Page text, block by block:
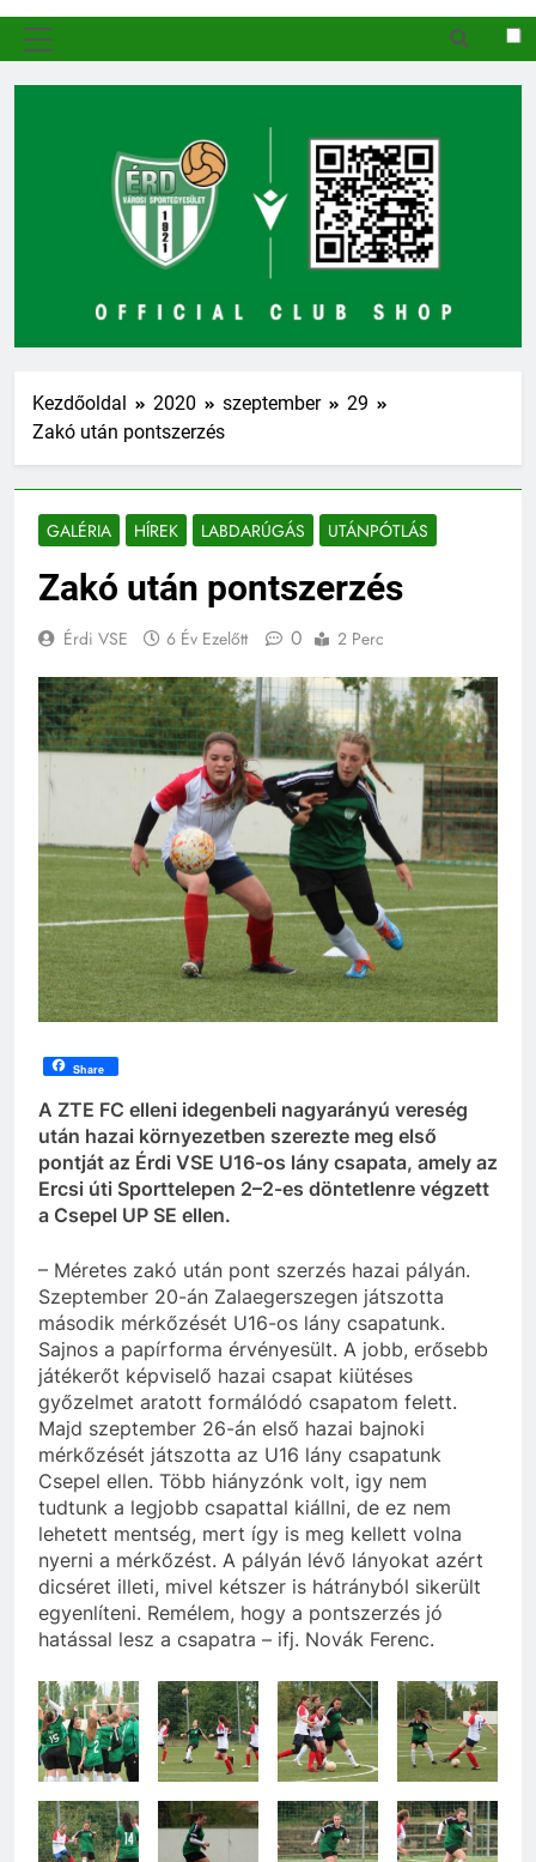
Kezdőoldal 2020 szeptember
29
Zakó után pontszerzés
GALÉRIA HÍREK LABDARÚGÁS UTÁNPÓTLÁS
Zakó után pontszerzés
Érdi VSE 6 Év Ezelőtt 0 2 Perc
Share
A ZTE FC elleni idegenbeli nagyarányú vereség
után hazai környezetben szerezte meg első
pontját az Érdi VSE U16-os lány csapata, amely az
Ercsi úti Sporttelepen 2–2-es döntetlenre végzett
a Csepel UP SE ellen.
– Méretes zakó után pont szerzés hazai pályán.
Szeptember 20-án Zalaegerszegen játszotta
második mérkőzését U16-os lány csapatunk.
Sajnos a papírforma érvényesült. A jobb, erősebb
játékerőt képviselő hazai csapat kiütéses
győzelmet aratott formálódó csapatom felett.
Majd szeptember 26-án első hazai bajnoki
mérkőzését játszotta az U16 lány csapatunk
Csepel ellen. Több hiányzónk volt, igy nem
tudtunk a legjobb csapattal kiállni, de ez nem
lehetett mentség, mert így is meg kellett volna
nyerni a mérkőzést. A pályán lévő lányokat azért
dicséret illeti, mivel kétszer is hátrányból sikerült
egyenlíteni. Remélem, hogy a pontszerzés jó
hatással lesz a csapatra – ifj. Novák Ferenc.